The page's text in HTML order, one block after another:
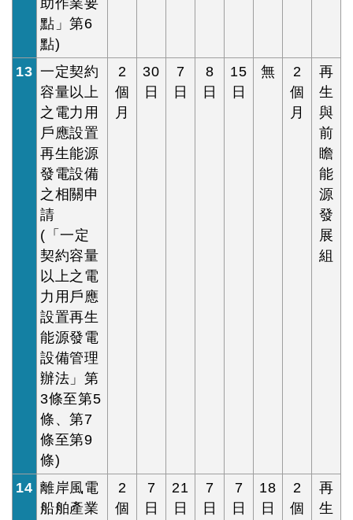
助作業要
點」第6
點)
13 一定契約
容量以上
之電力用
戶應設置
再生能源
發電設備
之相關申
請
(「一定
契約容量
以上之電
力用戶應
設置再生
能源發電
設備管理
辦法」第
3條至第5
條、第7
條至第9
條)
2
個
月
30
日
7
日
8
日
15
日
無
2
個
月
再
生
與
前
瞻
能
源
發
展
組
14 離岸風電
船舶產業
2
個
7
日
21
日
7
日
7
日
18
日
2
個
再
生